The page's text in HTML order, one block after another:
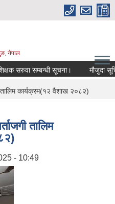
नेपाल
सरुवा सम्बन्धी सूचना। मौजुदा सूचिमा
तालिम कार्यक्रम(१२ वैशाख २०८२)
तालिम
- 10:49